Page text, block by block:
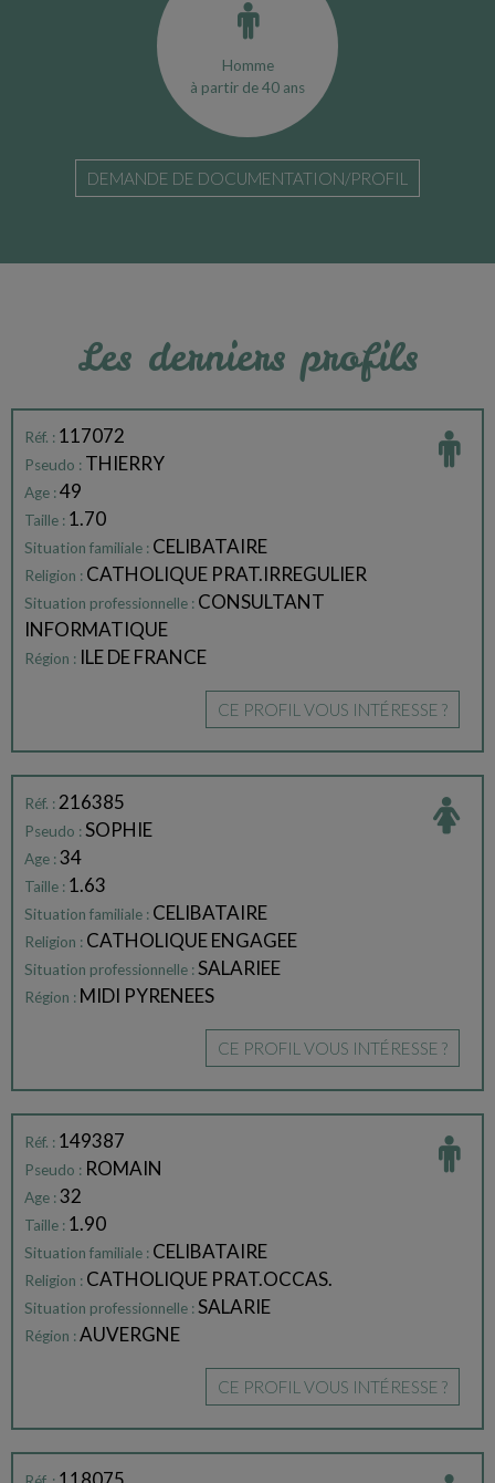
Homme
à partir de 40 ans
DEMANDE DE DOCUMENTATION/PROFIL
Les derniers profils
Réf. : 117072
Pseudo : THIERRY
Age :49
Taille : 1.70
Situation familiale : CELIBATAIRE
Religion : CATHOLIQUE PRAT.IRREGULIER
Situation professionnelle : CONSULTANT
INFORMATIQUE
Région : ILE DE FRANCE
CE PROFIL VOUS INTÉRESSE ?
Réf. : 216385
Pseudo :SOPHIE
Age :34
Taille : 1.63
Situation familiale : CELIBATAIRE
Religion : CATHOLIQUE ENGAGEE
Situation professionnelle :SALARIEE
Région : MIDI PYRENEES
CE PROFIL VOUS INTÉRESSE ?
Réf. : 149387
Pseudo : ROMAIN
Age :32
Taille : 1.90
Situation familiale : CELIBATAIRE
Religion : CATHOLIQUE PRAT.OCCAS.
Situation professionnelle :SALARIE
Région :AUVERGNE
CE PROFIL VOUS INTÉRESSE ?